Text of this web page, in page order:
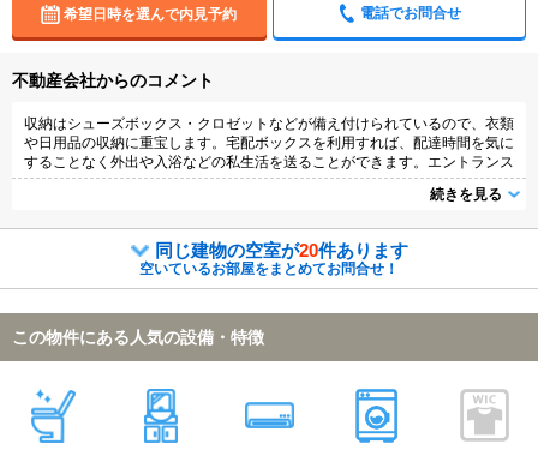
希望日時を選んで内見予約 電話でお問合せ
不動産会社からのコメント
収納はシューズボックス・クロゼットなどが備え付けられているので、衣類
や日用品の収納に重宝します。宅配ボックスを利用すれば、配達時間を気に
することなく外出や入浴などの私生活を送ることができます。エントランス
と玄関の2つのロックで守られているので安全面に優れているオートロック
続きを見る
同じ建物の空室が20件あります
空いているお部屋をまとめてお問合せ！
この物件にある人気の設備・特徴